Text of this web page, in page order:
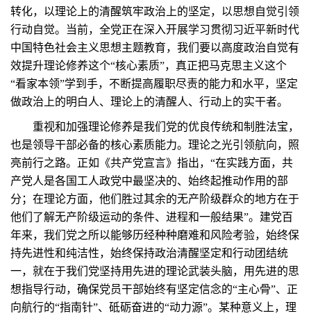
转化，以理论上的清醒筑牢政治上的坚定，以思想自觉引领
行动自觉。当前，全党正在深入开展学习贯彻习近平新时代
中国特色社会主义思想主题教育，我们要以高度政治自觉有
效提升理论修养这个“核心素质”，真正把马克思主义这个
“看家本领”学到手，不断提高履职尽责的能力和水平，坚定
做政治上的明白人、理论上的清醒人、行动上的实干者。
重视和加强理论修养是我们党的优良传统和制胜法宝，
也是领导干部必备的核心素质能力。理论之光引领航向，照
亮前行之路。正如《共产党宣言》指出，“在实践方面，共
产党人是各国工人政党中最坚决的、始终起推动作用的部
分；在理论方面，他们胜过其余的无产阶级群众的地方在于
他们了解无产阶级运动的条件、进程和一般结果”。建党百
年来，我们党之所以能够历经种种磨难和风险考验，始终保
持先进性和纯洁性，始终保持政治清醒坚定和行动团结统
一，就在于我们党坚持用先进的理论武装头脑，用先进的思
想指导行动，确保党员干部始终有坚定信念的“主心骨”、正
向航行的“指南针”、砥砺奋进的“动力源”。某种意义上，理